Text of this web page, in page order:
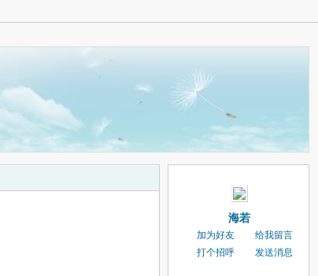
海若
加为好友
给我留言
打个招呼
发送消息